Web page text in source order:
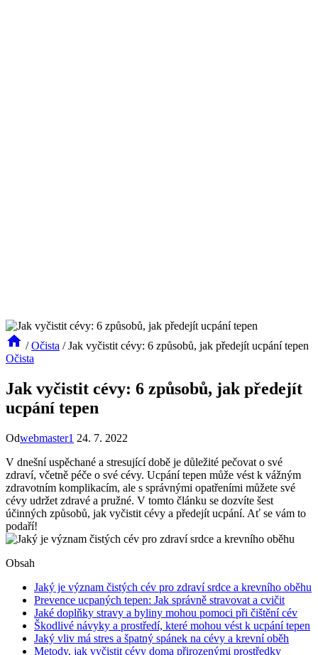
/ Očista / Jak vyčistit cévy: 6 způsobů, jak předejít ucpání tepen
Očista
Jak vyčistit cévy: 6 způsobů, jak předejít
ucpání tepen
Odwebmaster1 24. 7. 2022
V dnešní uspěchané a stresující době je důležité pečovat o své
zdraví, včetně péče o své cévy. Ucpání tepen může vést k vážným
zdravotním komplikacím, ale s správnými opatřeními můžete své
cévy udržet zdravé a pružné. V tomto článku se dozvíte šest
účinných způsobů, jak vyčistit cévy a předejít ucpání. Ať se vám to
podaří!
Obsah
Jaký je význam čistých cév pro zdraví srdce a krevního oběhu
Prevence ucpaných tepen: Jak správně stravovat a cvičit
Jaké doplňky stravy a byliny mohou pomoci při čištění cév
Škodlivé návyky a prostředí, které mohou vést k ucpání tepen
Jaký vliv má stres a špatný spánek na cévy a krevní oběh
Metody, jak vyčistit cévy doma přirozenými prostředky